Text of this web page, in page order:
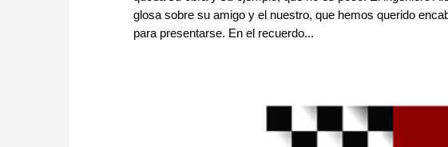
glosa sobre su amigo y el nuestro, que hemos querido
para presentarse. En el recuerdo...